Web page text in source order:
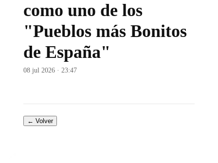
como uno de los
"Pueblos más Bonitos
de España"
08 jul 2026 · 23:47
← Volver